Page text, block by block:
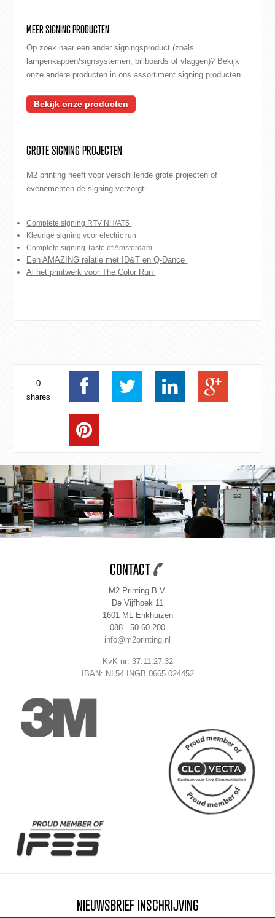
MEER SIGNING PRODUCTEN
Op zoek naar een ander signingsproduct (zoals
lampenkappen/signsystemen, billboards ofvlaggen)? Bekijk
onze andere producten in ons assortiment signing producten.
Bekijk onze producten
GROTE SIGNING PROJECTEN
M2 printing heeft voor verschillende grote projecten of
evenementen de signing verzorgt:
Complete signing RTV NH/AT5
Kleurige signing voor electric run
Complete signing Taste of Amsterdam
Een AMAZING relatie met ID&T en Q-Dance
Al het printwerk voor The Color Run
0
shares
CONTACT
M2 Printing B.V.
De Vijfhoek 11
1601 ML Enkhuizen
088 - 50 60 200
info@m2printing.nl
KvK nr: 37.11.27.32
IBAN: NL54 INGB 0665 024452
NIEUWSBRIEF INSCHRIJVING